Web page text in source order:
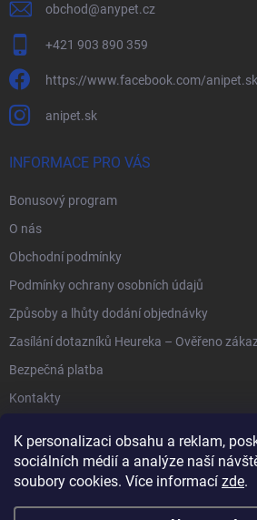
K personalizaci obsahu a reklam,
sociálních médií a analýze naší
soubory cookies. Více informací zde.
obchod@anypet.cz
+421 903 890 359
https://www.facebook.com/
anipet.sk
INFORMACE PRO VÁS
Bonusový program
O nás
Obchodní podmínky
Podmínky ochrany osobních údajů
Způsoby a lhůty dodání objednávky
Zasílání dotazníků Heureka – Ověřeno
Bezpečná platba
Kontakty
Anipet.sk